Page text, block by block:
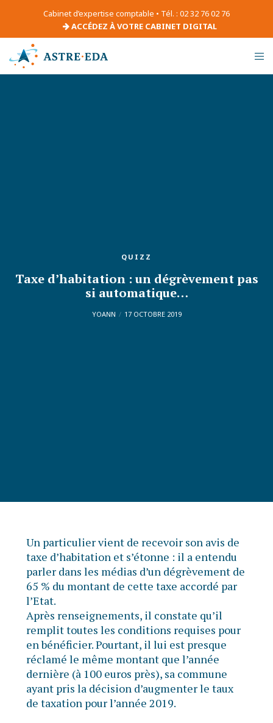
Cabinet d’expertise comptable • Tél. : 02 32 76 02 76
ACCÉDEZ À VOTRE CABINET DIGITAL
QUIZZ
Taxe d’habitation : un dégrèvement pas
si automatique…
YOANN 17 OCTOBRE 2019
Un particulier vient de recevoir son avis de
taxe d’habitation et s’étonne : il a entendu
parler dans les médias d’un dégrèvement de
65 % du montant de cette taxe accordé par
l’Etat.
Après renseignements, il constate qu’il
remplit toutes les conditions requises pour
en bénéficier. Pourtant, il lui est presque
réclamé le même montant que l’année
dernière (à 100 euros près), sa commune
ayant pris la décision d’augmenter le taux
de taxation pour l’année 2019.